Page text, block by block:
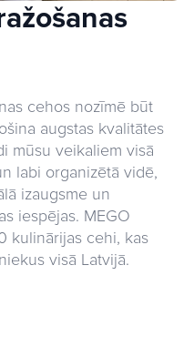
cehos nozīmē būt
augstas kvalitātes
mūsu veikaliem visā
labi organizētā vidē,
izaugsme un
iespējas. MEGO
kulinārijas cehi, kas
visā Latvijā.